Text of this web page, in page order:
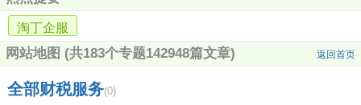
西部证券交易客户端无法登陆？
民生证券手机版怎么下载安装？有专门的
淘丁企服
网站地图 (共183个专题142948篇文章) 返回首页
全部财税服务(0)